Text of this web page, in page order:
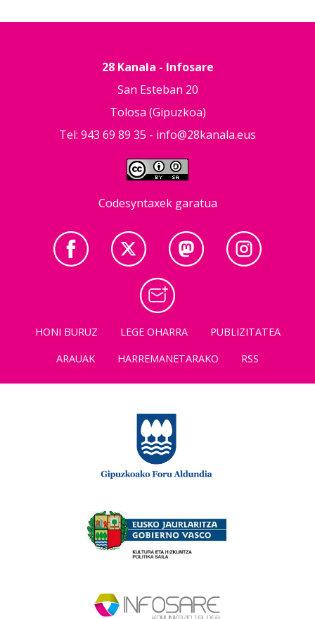
28 Kanala - Infosare
San Esteban 20
Tolosa (Gipuzkoa)
Tel: 943 69 89 35 - info@28kanala.eus
Codesyntaxek garatua
HONI BURUZ LEGE OHARRA
PUBLIZITATEA
ARAUAK
HARREMANETARAKO RSS